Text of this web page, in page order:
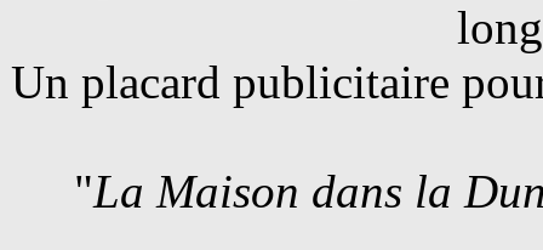
Un placard publicitaire
"La Maison dans la